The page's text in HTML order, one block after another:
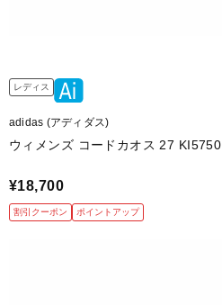
レディス
adidas (アディダス)
ウィメンズ コードカオス 27 KI5750
¥18,700
割引クーポン ポイントアップ